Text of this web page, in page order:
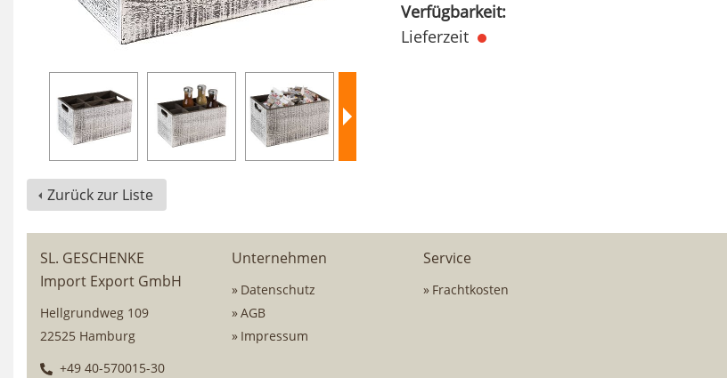
Verfügbarkeit:
Lieferzeit
Zurück zur Liste
SL. GESCHENKE
Import Export GmbH
Hellgrundweg 109
22525 Hamburg
+49 40-570015-30
Unternehmen
Datenschutz
AGB
Impressum
Service
Frachtkosten